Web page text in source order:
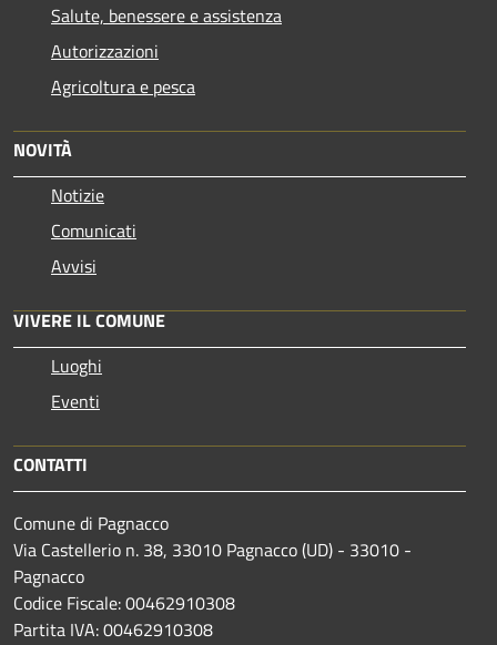
Salute, benessere e assistenza
Autorizzazioni
Agricoltura e pesca
NOVITÀ
Notizie
Comunicati
Avvisi
VIVERE IL COMUNE
Luoghi
Eventi
CONTATTI
Comune di Pagnacco
Via Castellerio n. 38, 33010 Pagnacco (UD) - 33010 -
Pagnacco
Codice Fiscale: 00462910308
Partita IVA: 00462910308